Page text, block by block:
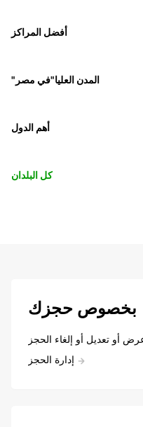
أفضل المراكز
"المدن العليا"في مصر
أهم الدول
كل البلدان
بخصوص حجزك
أو تعديل أو إلغاء الحجز
إدارة الحجز